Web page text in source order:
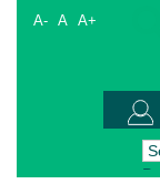
A- A A+